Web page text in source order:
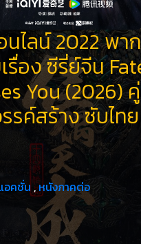
ไลน์ 2022 พา
รื่อง ซีรี่ย์จีน
You (2026)
รค์สร้าง ซับไทย
อคชั่น,หนังภาคต่อ